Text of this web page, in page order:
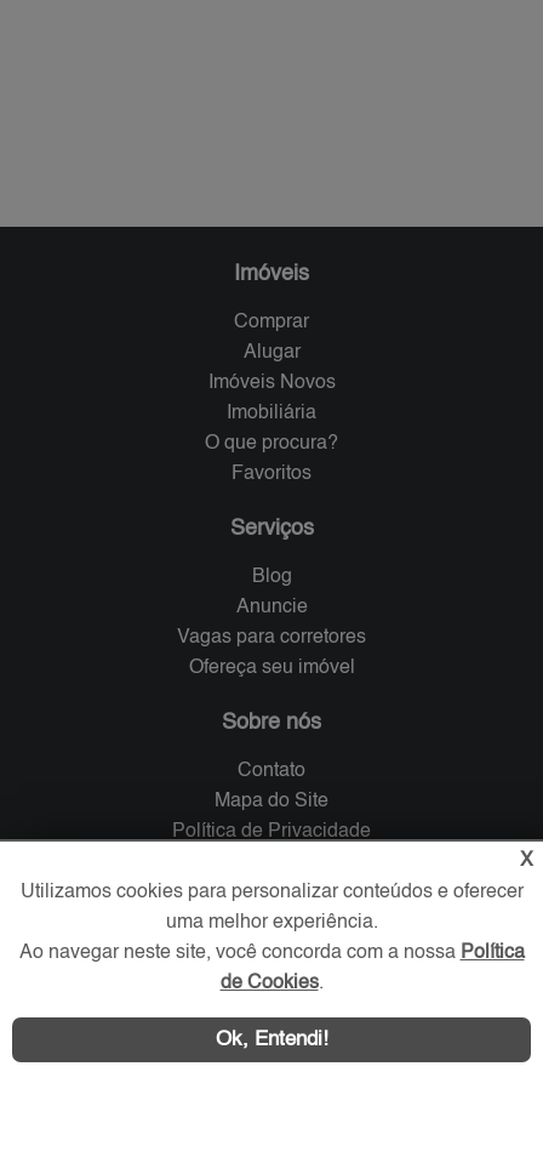
Imóveis
Comprar
Alugar
Imóveis Novos
Imobiliária
O que procura?
Favoritos
Serviços
Blog
Anuncie
Vagas para corretores
Ofereça seu imóvel
Sobre nós
Contato
Mapa do Site
Política de Privacidade
Verificada por
X
Utilizamos cookies para personalizar conteúdos e oferecer
uma melhor experiência.
Ao navegar neste site, você concorda com a nossa Política
de Cookies.
Ok, Entendi!